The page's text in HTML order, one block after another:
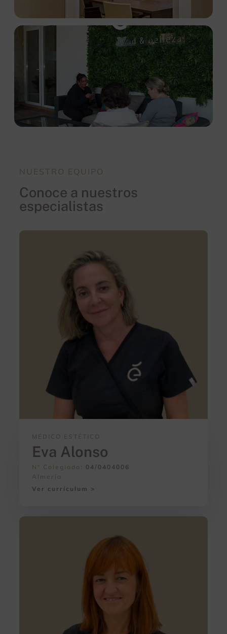
NUESTRO EQUIPO
Conoce a nuestros
especialistas
MÉDICO ESTÉTICO
Eva Alonso
Nº Colegiada: 04/0404006
Almería
Ver currículum >